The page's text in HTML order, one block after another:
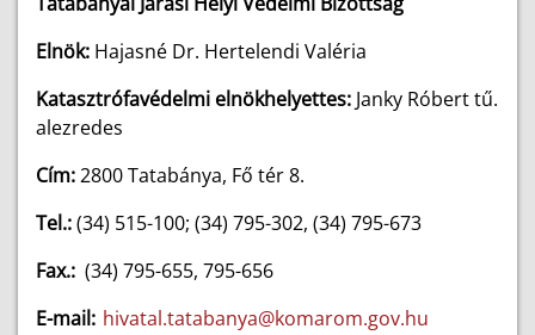
Elnök: Hajasné Dr. Hertelendi Valéria
Katasztrófavédelmi elnökhelyettes: Janky Róbert tű.
alezredes
Cím:2800 Tatabánya, Fő tér 8.
Tel.:(34) 515-100; (34) 795-302, (34) 795-673
Fax.: (34) 795-655, 795-656
E-mail: hivatal.tatabanya@komarom.gov.hu